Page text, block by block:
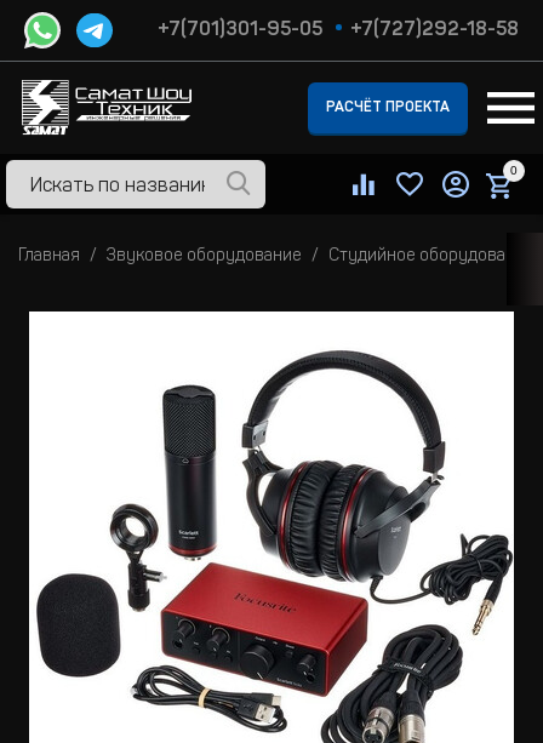
+7(701)301-95-05 +7(727)292-18-58
РАСЧЁТ ПРОЕКТА
0
Главная Звуковое оборудование Студийное оборудование